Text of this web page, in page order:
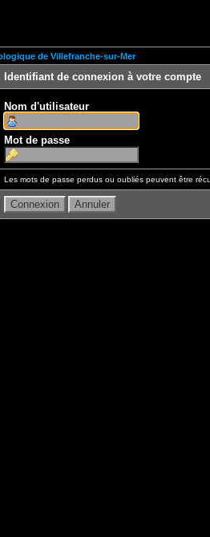
de Villefranche-sur-Mer
Identifiant de connexion à votre compte
Nom d'utilisateur
Mot de passe
Les mots de passe perdus ou oubliés peuvent être